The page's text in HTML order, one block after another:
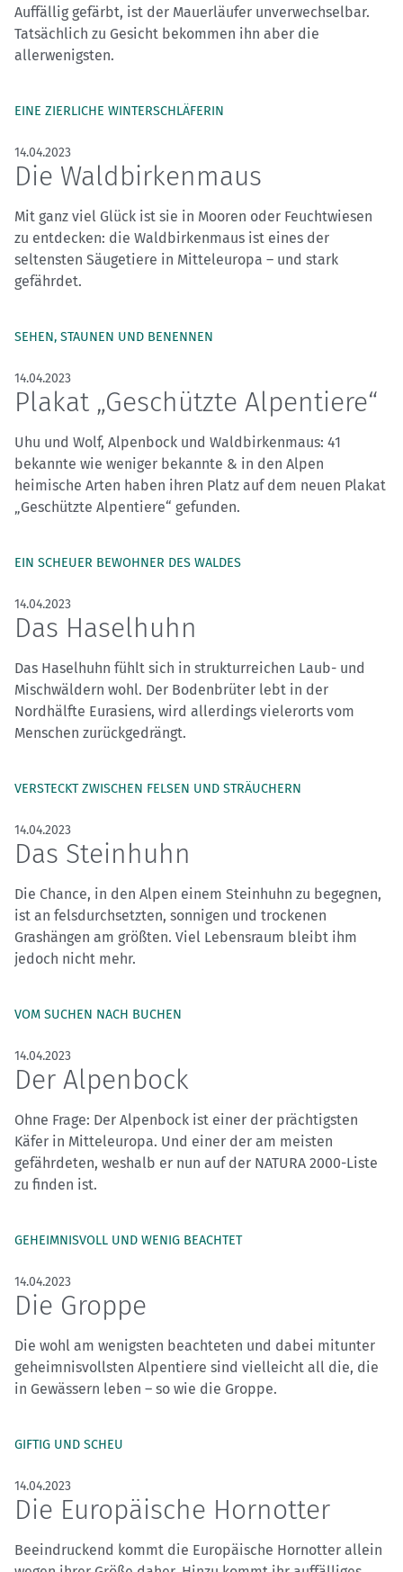
Auffällig gefärbt, ist der Mauerläufer unverwechselbar.
Tatsächlich zu Gesicht bekommen ihn aber die
allerwenigsten.
EINE ZIERLICHE WINTERSCHLÄFERIN
14.04.2023
Die Waldbirkenmaus
Mit ganz viel Glück ist sie in Mooren oder Feuchtwiesen
zu entdecken: die Waldbirkenmaus ist eines der
seltensten Säugetiere in Mitteleuropa – und stark
gefährdet.
SEHEN, STAUNEN UND BENENNEN
14.04.2023
Plakat „Geschützte Alpentiere“
Uhu und Wolf, Alpenbock und Waldbirkenmaus: 41
bekannte wie weniger bekannte & in den Alpen
heimische Arten haben ihren Platz auf dem neuen Plakat
„Geschützte Alpentiere“ gefunden.
EIN SCHEUER BEWOHNER DES WALDES
14.04.2023
Das Haselhuhn
Das Haselhuhn fühlt sich in strukturreichen Laub- und
Mischwäldern wohl. Der Bodenbrüter lebt in der
Nordhälfte Eurasiens, wird allerdings vielerorts vom
Menschen zurückgedrängt.
VERSTECKT ZWISCHEN FELSEN UND STRÄUCHERN
14.04.2023
Das Steinhuhn
Die Chance, in den Alpen einem Steinhuhn zu begegnen,
ist an felsdurchsetzten, sonnigen und trockenen
Grashängen am größten. Viel Lebensraum bleibt ihm
jedoch nicht mehr.
VOM SUCHEN NACH BUCHEN
14.04.2023
Der Alpenbock
Ohne Frage: Der Alpenbock ist einer der prächtigsten
Käfer in Mitteleuropa. Und einer der am meisten
gefährdeten, weshalb er nun auf der NATURA 2000-Liste
zu finden ist.
GEHEIMNISVOLL UND WENIG BEACHTET
14.04.2023
Die Groppe
Die wohl am wenigsten beachteten und dabei mitunter
geheimnisvollsten Alpentiere sind vielleicht all die, die
in Gewässern leben – so wie die Groppe.
GIFTIG UND SCHEU
14.04.2023
Die Europäische Hornotter
Beeindruckend kommt die Europäische Hornotter allein